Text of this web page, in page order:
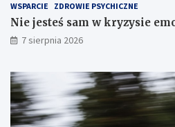
c
h
S
w
ó
w
!
WSPARCIE ZDROWIE PSYCHICZNE
Nie jesteś sam w kryzysie
7 sierpnia 2026